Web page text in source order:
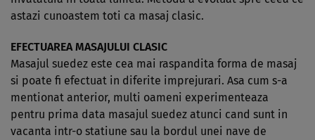
astazi cunoastem toti ca masaj clasic.
EFECTUAREA MASAJULUI CLASIC
Masajul suedez este cea mai raspandita forma de masaj
si poate fi efectuat in diferite imprejurari. Asa cum s-a
mentionat anterior, multi oameni experimenteaza
pentru prima data masajul suedez atunci cand sunt in
vacanta intr-o statiune sau la bordul unei nave de